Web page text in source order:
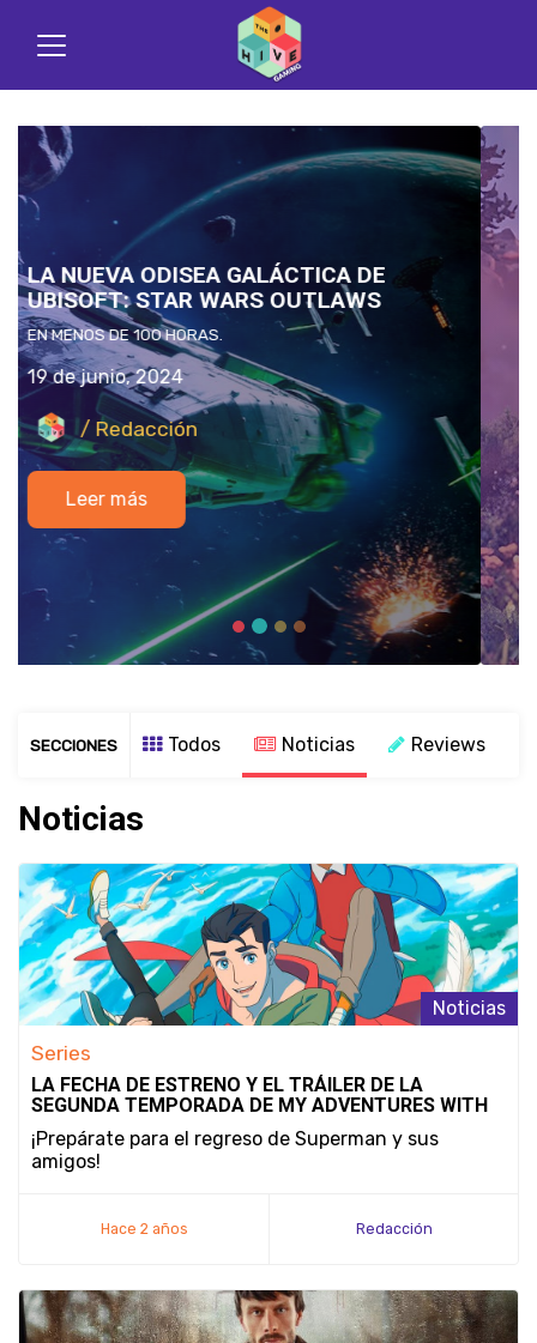
ALOY DE HORIZON ZERO DAWN
PODRÍA LLEGAR A SUPER SMASH
BROS.: ¿REALIDAD O SIMPLE DESEO?
LA TECNOLOGÍA TIEMBLA ANTE ALOY.
18 de junio, 2024
/ Redacción
Leer más
SECCIONES Todos Noticias Reviews
Noticias
Noticias
Series
LA FECHA DE ESTRENO Y EL TRÁILER DE LA
SEGUNDA TEMPORADA DE MY ADVENTURES WITH
SUPERMAN
¡Prepárate para el regreso de Superman y sus
amigos!
Hace 2 años Redacción